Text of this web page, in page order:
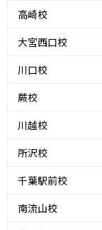
高崎校
大宮西口校
川口校
蕨校
川越校
所沢校
千葉駅前校
南流山校